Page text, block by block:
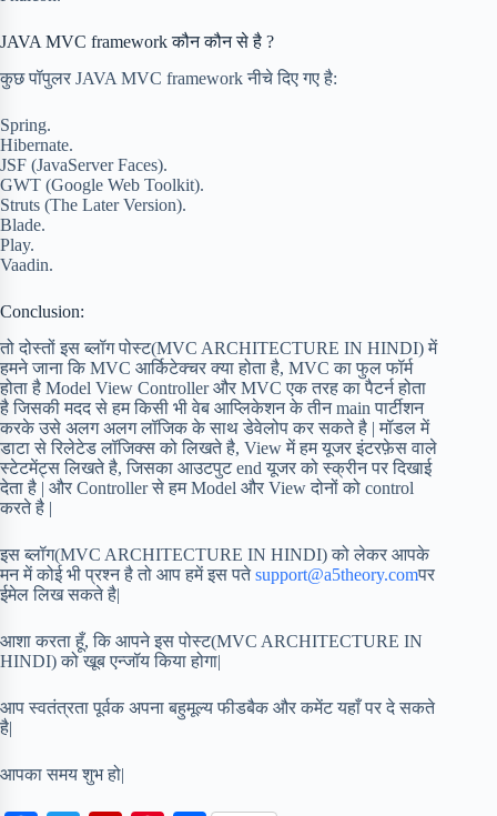
JAVA MVC framework कौन कौन से है ?
कुछ पॉपुलर JAVA MVC framework नीचे दिए गए है:
Spring.
Hibernate.
JSF (JavaServer Faces).
GWT (Google Web Toolkit).
Struts (The Later Version).
Blade.
Play.
Vaadin.
Conclusion:
तो दोस्तों इस ब्लॉग पोस्ट(MVC ARCHITECTURE IN HINDI) में
हमने जाना कि MVC आर्किटेक्चर क्या होता है, MVC का फुल फॉर्म
होता है Model View Controller और MVC एक तरह का पैटर्न होता
है जिसकी मदद से हम किसी भी वेब आप्लिकेशन के तीन main पार्टीशन
करके उसे अलग अलग लॉजिक के साथ डेवेलोप कर सकते है | मॉडल में
डाटा से रिलेटेड लॉजिक्स को लिखते है, View में हम यूजर इंटरफ़ेस वाले
स्टेटमेंट्स लिखते है, जिसका आउटपुट end यूजर को स्क्रीन पर दिखाई
देता है | और Controller से हम Model और View दोनों को control
करते है |
इस ब्लॉग(MVC ARCHITECTURE IN HINDI) को लेकर आपके
मन में कोई भी प्रश्न है तो आप हमें इस पतेsupport@a5theory.comपर
ईमेल लिख सकते है|
आशा करता हूँ, कि आपने इस पोस्ट(MVC ARCHITECTURE IN
HINDI) को खूब एन्जॉय किया होगा|
आप स्वतंत्रता पूर्वक अपना बहुमूल्य फीडबैक और कमेंट यहाँ पर दे सकते
है|
आपका समय शुभ हो|